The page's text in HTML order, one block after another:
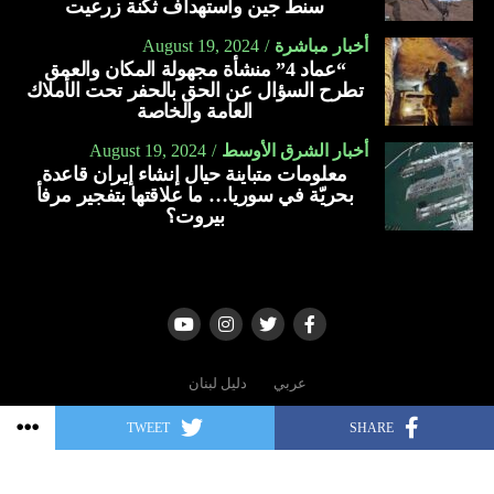
SHARE
TWEET
أسلحة بقيمة تزيد على 23 مليار دولار منذ بدء الحرب في غزة،
في أكتوبر الماضي (2023).
ويواجه بايدن ضغوطا من التقدميين في حزبه الديمقراطي الذين
دعوا إلى وقف تسليم الأسلحة لتل أبيب وسط ارتفاع وتيرة مقتل
المدنيين في غزة، إذ فاق عدد الضحايا 37.600.
العربية
ومن خلال “مانتا راي”، تسعى البحرية الأميركية إلى إنشاء
أسطول هجين، وتزويد البحارة ومشاة البحرية بالآلات الذكية
وأجهزة الاستشعار.
العربية
سنط جين واستهداف ثكنة زرعيت
أخبار مباشرة August 19, 2024
“عماد 4” منشأة مجهولة المكان والعمق
تطرح السؤال عن الحق بالحفر تحت الأملاك
العامة والخاصة
أخبار الشرق الأوسط August 19, 2024
معلومات متباينة حيال إنشاء إيران قاعدة
بحريّة في سوريا… ما علاقتها بتفجير مرفأ
بيروت؟
عربي دليل لبنان